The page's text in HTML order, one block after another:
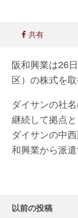
共有
阪和興業は26
区）の株式を
ダイサンの社
継続して拠点
ダイサンの中
和興業から派遣
以前の投稿